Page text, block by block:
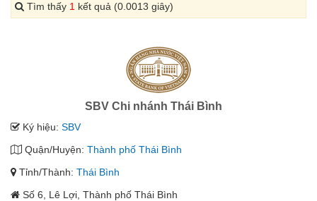
Tìm thấy 1 kết quả (0.0013 giây)
SBV Chi nhánh Thái Bình
Ký hiệu: SBV
Quận/Huyện: Thành phố Thái Bình
Tỉnh/Thành: Thái Bình
Số 6, Lê Lợi, Thành phố Thái Bình